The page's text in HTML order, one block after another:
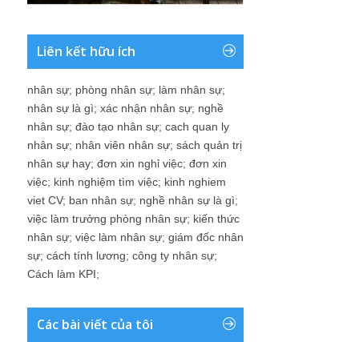
Liên kết hữu ích
nhân sự; phòng nhân sự; làm nhân sự;
nhân sự là gì; xác nhận nhân sự; nghề
nhân sự; đào tạo nhân sự; cach quan ly
nhân sự; nhân viên nhân sự; sách quản trị
nhân sự hay; đơn xin nghỉ việc; đơn xin
việc; kinh nghiệm tìm việc; kinh nghiem
viet CV; ban nhân sự; nghề nhân sự là gì;
việc làm trưởng phòng nhân sự; kiến thức
nhân sự; việc làm nhân sự; giám đốc nhân
sự; cách tính lương; công ty nhân sự;
Cách làm KPI;
Các bài viết của tôi